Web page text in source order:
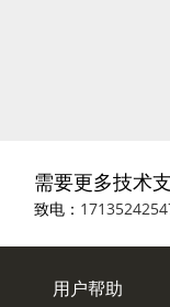
需要更多技术
致电：
用户帮助